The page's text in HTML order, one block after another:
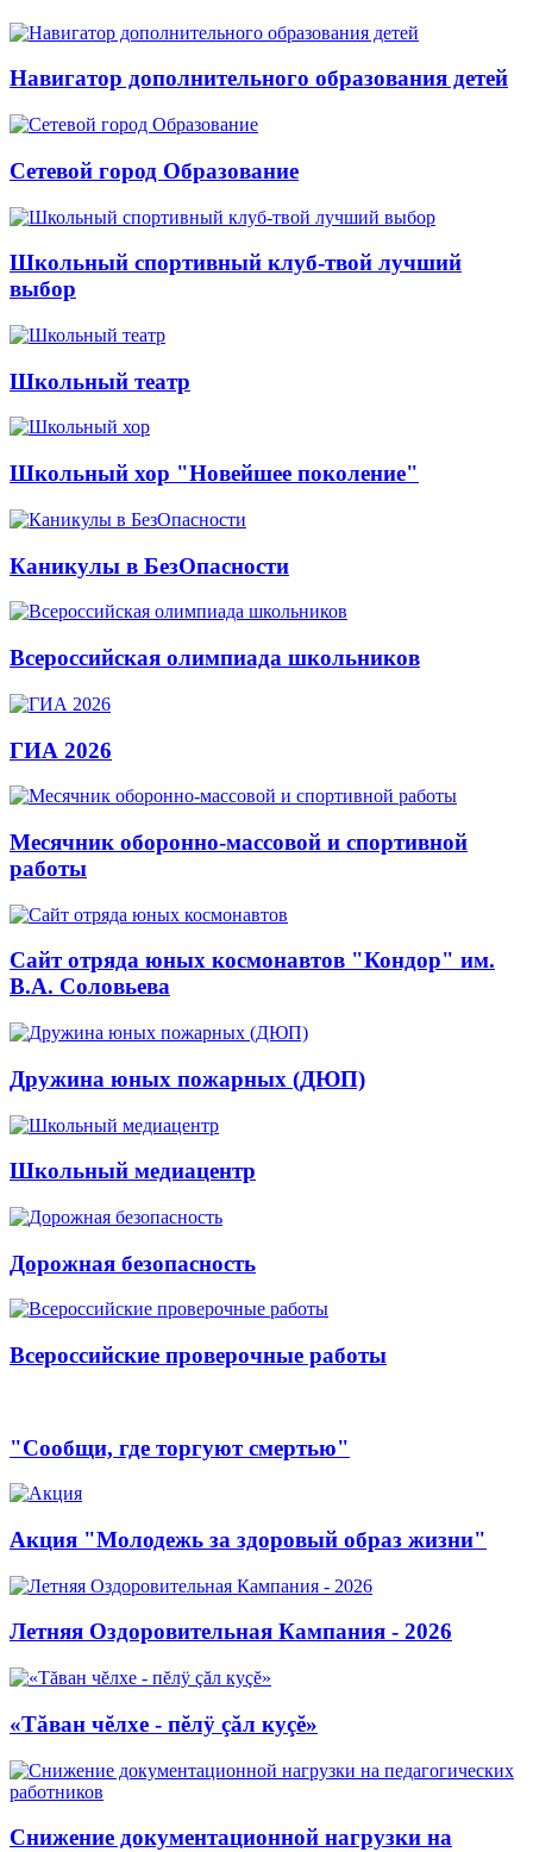
Навигатор дополнительного образования детей
Сетевой город Образование
Школьный спортивный клуб-твой лучший
выбор
Школьный театр
Школьный хор "Новейшее поколение"
Каникулы в БезОпасности
Всероссийская олимпиада школьников
ГИА 2026
Месячник оборонно-массовой и спортивной
работы
Сайт отряда юных космонавтов "Кондор" им.
В.А. Соловьева
Дружина юных пожарных (ДЮП)
Школьный медиацентр
Дорожная безопасность
Всероссийские проверочные работы
"Сообщи, где торгуют смертью"
Акция "Молодежь за здоровый образ жизни"
Летняя Оздоровительная Кампания - 2026
«Тăван чĕлхе - пĕлÿ çăл куçĕ»
Снижение документационной нагрузки на